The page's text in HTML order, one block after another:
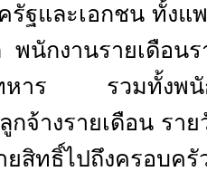
รัฐและเอกชน ทั้งแ
พนักงานรายเดือ
หาร รวมทั้งพนัก
ลูกจ้างรายเดือน รา
ยสิทธิ์ไปถึงครอบ